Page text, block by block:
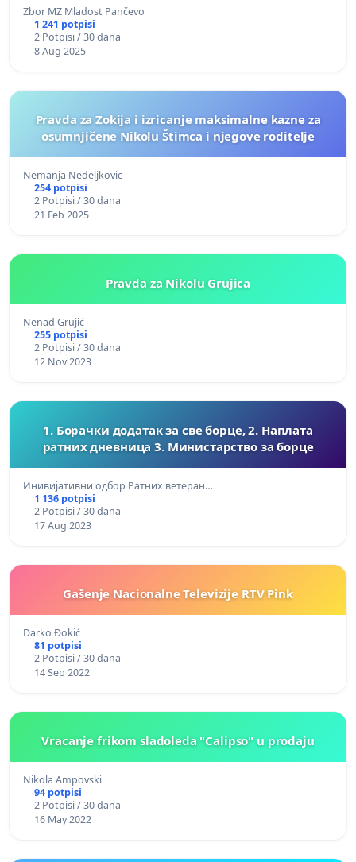
Zbor MZ Mladost Pančevo
1 241 potpisi
2 Potpisi / 30 dana
8 Aug 2025
Pravda za Zokija i izricanje maksimalne kazne za
osumnjičene Nikolu Štimca i njegove roditelje
Nemanja Nedeljkovic
254 potpisi
2 Potpisi / 30 dana
21 Feb 2025
Pravda za Nikolu Grujica
Nenad Grujić
255 potpisi
2 Potpisi / 30 dana
12 Nov 2023
1. Борачки додатак за све борце, 2. Наплата
ратних дневница 3. Министарство за борце
Инивијативни одбор Ратних ветеран…
1 136 potpisi
2 Potpisi / 30 dana
17 Aug 2023
Gašenje Nacionalne Televizije RTV Pink
Darko Đokić
81 potpisi
2 Potpisi / 30 dana
14 Sep 2022
Vracanje frikom sladoleda "Calipso" u prodaju
Nikola Ampovski
94 potpisi
2 Potpisi / 30 dana
16 May 2022